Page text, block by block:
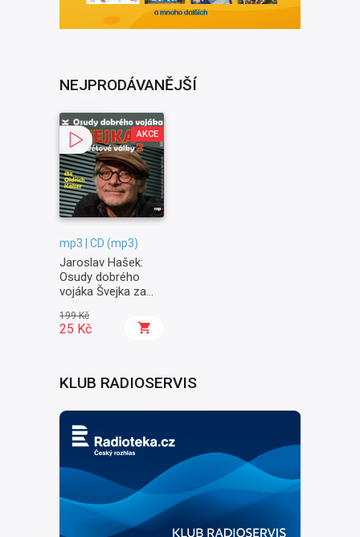
NEJPRODÁVANĚJŠÍ
AKCE
mp3 | CD (mp3)
Jaroslav Hašek:
Osudy dobrého
vojáka Švejka za
Na frontě
199 Kč
25 Kč
KLUB RADIOSERVIS